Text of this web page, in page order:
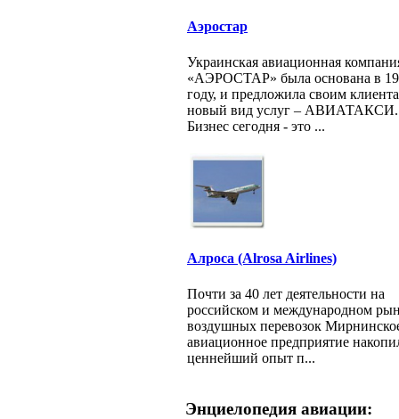
Аэростар
Украинская авиационная
«АЭРОСТАР» была основана в
году, и предложила своим
новый вид услуг – АВИАТАКСИ.
Бизнес сегодня - это ...
Алроса (Alrosa Airlines)
Почти за 40 лет деятельности на
российском и международном
воздушных перевозок
авиационное предприятие
ценнейший опыт п...
Энциелопедия авиации: